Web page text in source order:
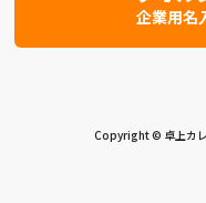
企業用名
Copyright © 卓上カ